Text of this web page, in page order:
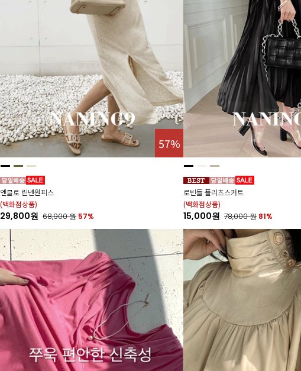
57%
엔클로 린넨원피스
(백화점상품)
29,800원 68,900원 57%
로빈들 플리츠스커트
(백화점상품)
15,000원 78,000원 81%